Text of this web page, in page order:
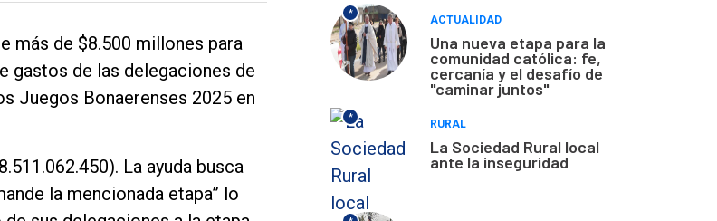
más de $8.500 millones para
gastos de las delegaciones de
Juegos Bonaerenses 2025 en
La ayuda busca
la mencionada etapa” lo
*
ACTUALIDAD
Una nueva etapa para la
comunidad católica: fe,
cercanía y el desafío de
"caminar juntos"
*
RURAL
La Sociedad Rural local
ante la inseguridad